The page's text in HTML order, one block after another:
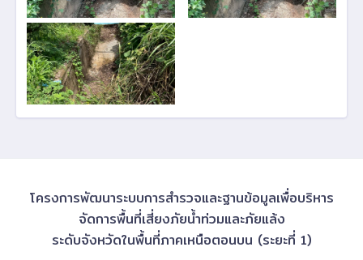
โครงการพัฒนาระบบการสำรวจและฐานข้อมูลเพื่อบริหาร
จัดการพื้นที่เสี่ยงภัยน้ำท่วมและภัยแล้ง
ระดับจังหวัดในพื้นที่ภาคเหนือตอนบน (ระยะที่ 1)